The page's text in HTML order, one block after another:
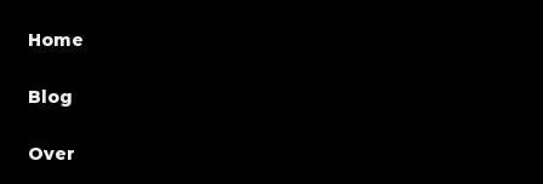
Home
Blog
Over